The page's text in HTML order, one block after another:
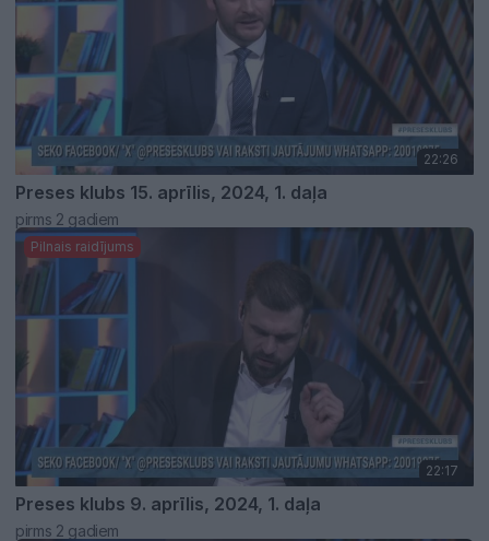
22:26
Preses klubs 15. aprīlis, 2024, 1. daļa
pirms 2 gadiem
Pilnais raidījums
22:17
Preses klubs 9. aprīlis, 2024, 1. daļa
pirms 2 gadiem